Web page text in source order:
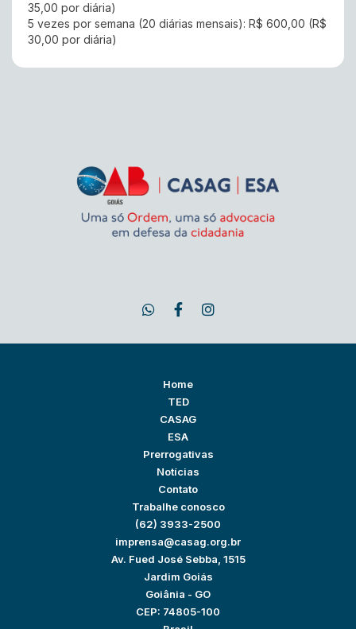
35,00 por diária)
5 vezes por semana (20 diárias mensais): R$ 600,00 (R$
30,00 por diária)
Home
TED
CASAG
ESA
Prerrogativas
Notícias
Contato
Trabalhe conosco
(62) 3933-2500
imprensa@casag.org.br
Av. Fued José Sebba, 1515
Jardim Goiás
Goiânia - GO
CEP: 74805-100